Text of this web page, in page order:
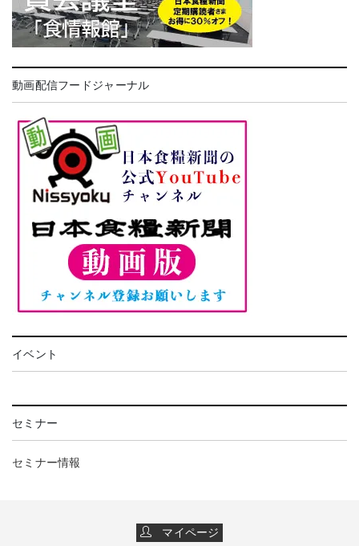
動画配信フードジャーナル
イベント
セミナー
セミナー情報
マイページ